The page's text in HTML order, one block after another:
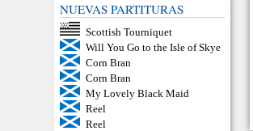
NUEVAS PARTITURAS
Scottish Tourniquet
Will You Go to the Isle of Skye
Corn Bran
Corn Bran
My Lovely Black Maid
Reel
Reel